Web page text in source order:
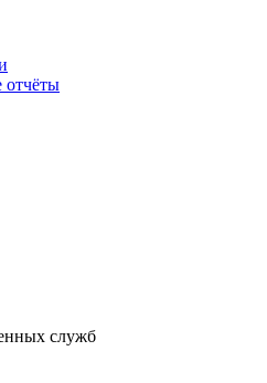
отчёты
служб